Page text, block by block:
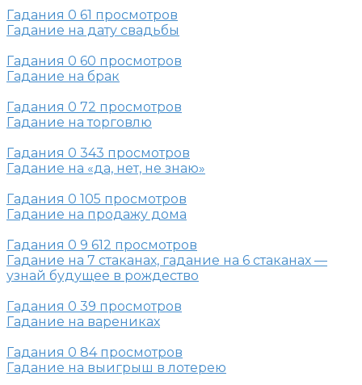
Гадания 0 61 просмотров
Гадание на дату свадьбы
Гадания 0 60 просмотров
Гадание на брак
Гадания 0 72 просмотров
Гадание на торговлю
Гадания 0 343 просмотров
Гадание на «да, нет, не знаю»
Гадания 0 105 просмотров
Гадание на продажу дома
Гадания 0 9 612 просмотров
Гадание на 7 стаканах, гадание на 6 стаканах —
узнай будущее в рождество
Гадания 0 39 просмотров
Гадание на варениках
Гадания 0 84 просмотров
Гадание на выигрыш в лотерею